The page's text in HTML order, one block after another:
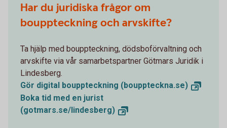
Har du juridiska frågor om
bouppteckning och arvskifte?
Ta hjälp med bouppteckning, dödsboförvaltning och
arvskifte via vår samarbetspartner Götmars Juridik i
Lindesberg.
Gör digital bouppteckning (bouppteckna.se)
Boka tid med en jurist
(gotmars.se/lindesberg)